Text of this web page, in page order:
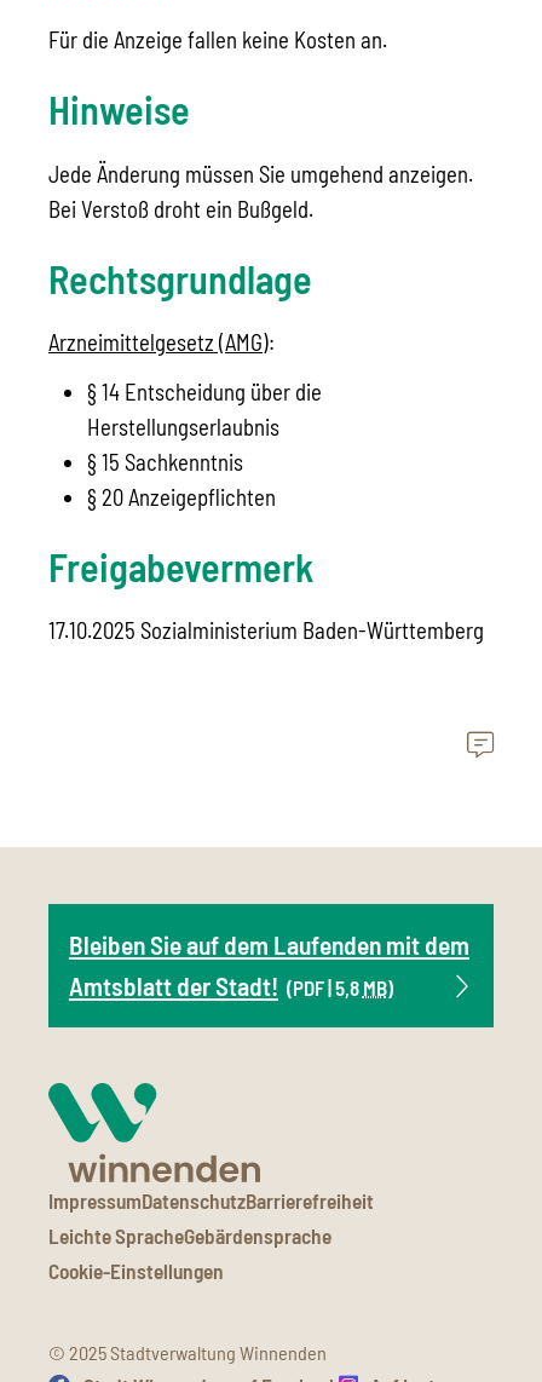
Für die Anzeige fallen keine Kosten an.
Hinweise
Jede Änderung müssen Sie umgehend anzeigen.
Bei Verstoß droht ein Bußgeld.
Rechtsgrundlage
Arzneimittelgesetz (AMG):
§ 14 Entscheidung über die
Herstellungserlaubnis
§ 15 Sachkenntnis
§ 20 Anzeigepflichten
Freigabevermerk
17.10.2025 Sozialministerium Baden-Württemberg
Bleiben Sie auf dem Laufenden mit dem
Amtsblatt der Stadt! (PDF | 5,8 MB)
ImpressumDatenschutzBarrierefreiheit
Leichte SpracheGebärdensprache
Cookie-Einstellungen
© 2025 Stadtverwaltung Winnenden